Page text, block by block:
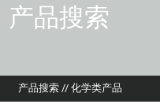
产品搜索
产品搜索 //化学类产品